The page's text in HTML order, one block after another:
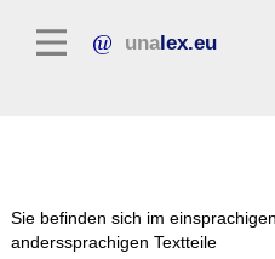
unalex.eu
Sie befinden sich im
anderssprachigen Textteile